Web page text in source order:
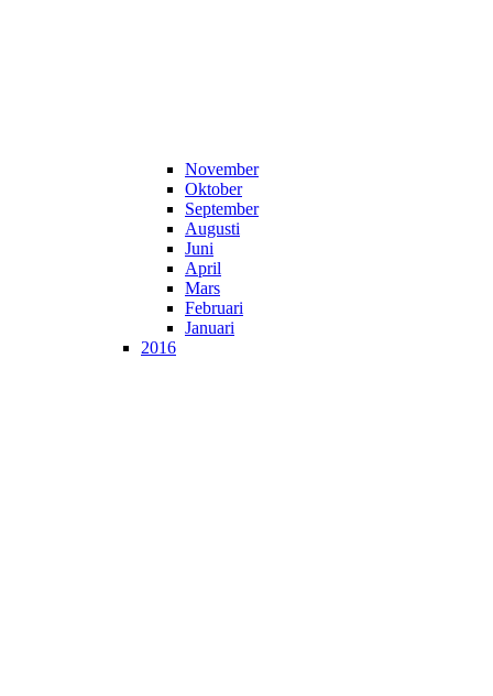
November
Oktober
September
Augusti
Juni
April
Mars
Februari
Januari
2016